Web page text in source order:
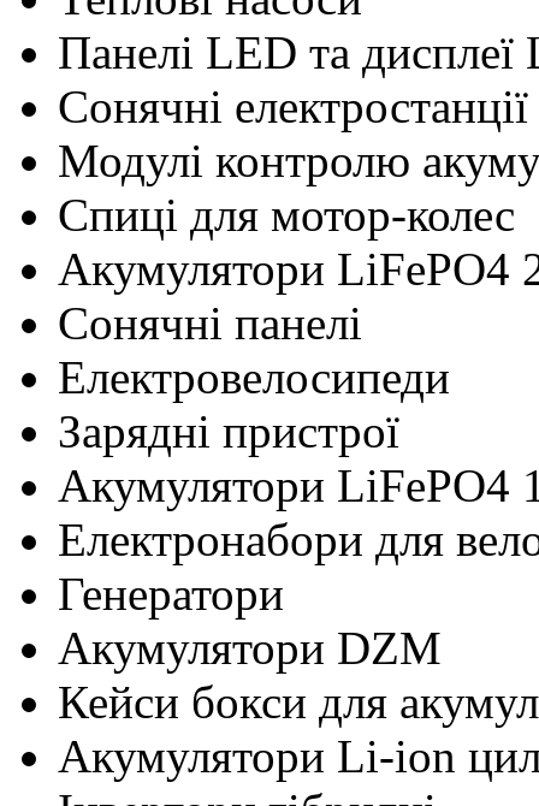
Панелі LED та дисплеї
Сонячні електростанції
Модулі контролю
Cпиці для мотор-колес
Акумулятори LiFePO4
Сонячні панелі
Електровелосипеди
Зарядні пристрої
Акумулятори LiFePO4
Електронабори для
Генератори
Акумулятори DZM
Кейси бокси для
Акумулятори Li-ion